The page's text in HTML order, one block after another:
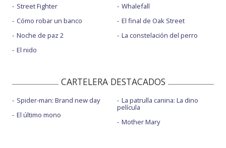
Street Fighter
Cómo robar un banco
Noche de paz 2
El nido
Whalefall
El final de Oak Street
La constelación del perro
CARTELERA DESTACADOS
Spider-man: Brand new day
El último mono
La patrulla canina: La dino
película
Mother Mary